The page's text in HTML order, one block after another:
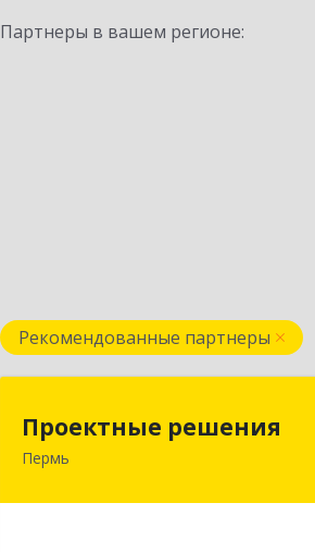
Партнеры в вашем регионе:
Рекомендованные партнеры
Проектные решения
Пермь